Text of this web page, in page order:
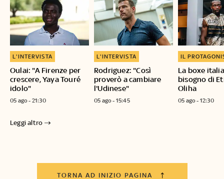
Oulai: "A Firenze per
crescere, Yaya Touré
idolo"
L'INTERVISTA
05 ago - 21:30
Rodriguez: "Così
proverò a cambiare
l'Udinese"
L'INTERVISTA
05 ago - 15:45
La boxe
bisogno di
Oliha
IL
05 ago - 12:30
Leggi altro
TORNA AD INIZIO PAGINA